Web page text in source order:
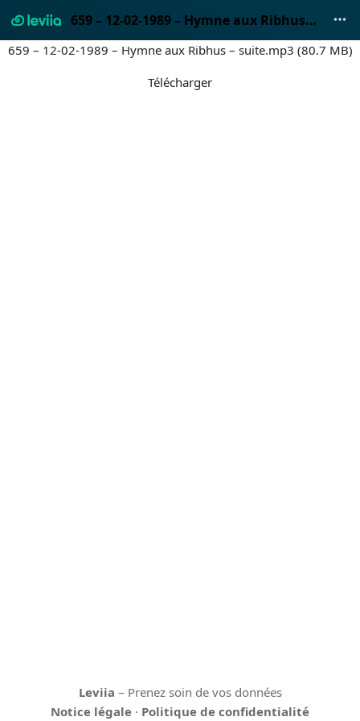
659 – 12-02-1989 – Hymne aux Ribhus – suite.mp3
659 – 12-02-1989 – Hymne aux Ribhus – suite.mp3 (80.7 MB)
Télécharger
Leviia – Prenez soin de vos données
Notice légale · Politique de confidentialité